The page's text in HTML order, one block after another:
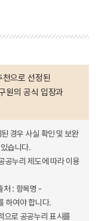
천으로 선정된
원의 공식 입장과
경우 사실 확인 및 보완
습니다.
공누리 제도에 따라 이용
처 : 항목명 -
하여야 합니다.
으로 공공누리 표시를